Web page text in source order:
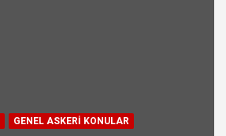
GENEL ASKERI KONULAR